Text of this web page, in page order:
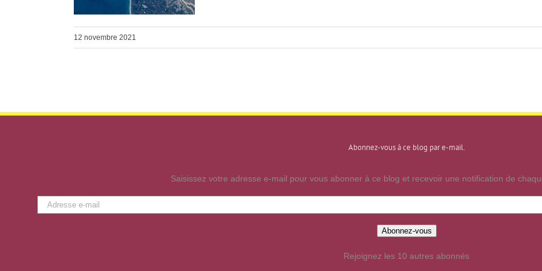
12 novembre 2021
Abonnez-vous à ce blog par e-mail.
Saisissez votre adresse e-mail pour vous abonner à ce blog et recevoir une notification de
Adresse
Abonnez-vous
Rejoignez les 10 autres abonnés